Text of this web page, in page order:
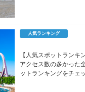
人気ランキング
【人気スポットランキ
アクセス数の多かった
ットランキングをチェ